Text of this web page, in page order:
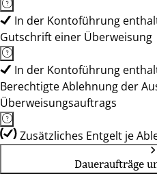
In der Kontoführung
Gutschrift einer Überweisung
In der Kontoführung
Berechtigte Ablehnung der
Überweisungsauftrags
Zusätzliches Entgelt je
Daueraufträge